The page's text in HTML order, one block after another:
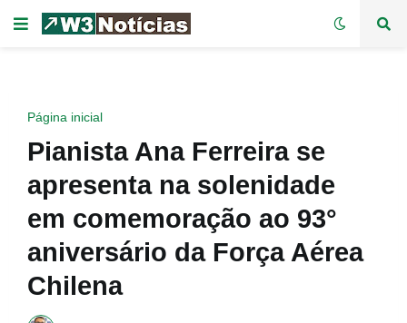
Página inicial
Pianista Ana Ferreira se
apresenta na solenidade
em comemoração ao 93°
aniversário da Força Aérea
Chilena